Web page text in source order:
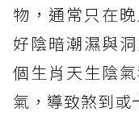
物，通常只在
好陰暗潮濕與
個生肖天生陰
氣，導致煞到或